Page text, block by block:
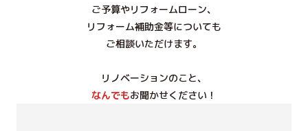
ご予算やリフォームローン、
リフォーム補助金等についても
ご相談いただけます。
リノベーションのこと、
なんでもお聞かせください！